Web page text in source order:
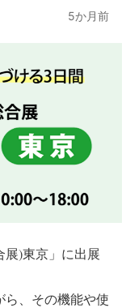
5か月前
展)東京」に出展
ら、その機能や使